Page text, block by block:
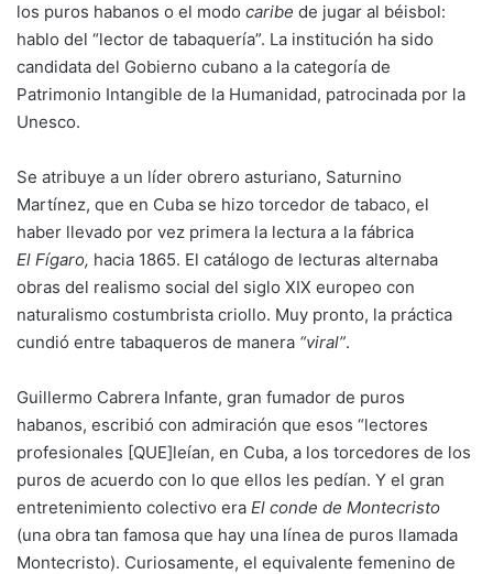
los puros habanos o el modo caribe de jugar al béisbol:
hablo del “lector de tabaquería”. La institución ha sido
candidata del Gobierno cubano a la categoría de
Patrimonio Intangible de la Humanidad, patrocinada por la
Unesco.
Se atribuye a un líder obrero asturiano, Saturnino
Martínez, que en Cuba se hizo torcedor de tabaco, el
haber llevado por vez primera la lectura a la fábrica
El Fígaro, hacia 1865. El catálogo de lecturas alternaba
obras del realismo social del siglo XIX europeo con
naturalismo costumbrista criollo. Muy pronto, la práctica
cundió entre tabaqueros de manera “viral”.
Guillermo Cabrera Infante, gran fumador de puros
habanos, escribió con admiración que esos “lectores
profesionales [QUE]leían, en Cuba, a los torcedores de los
puros de acuerdo con lo que ellos les pedían. Y el gran
entretenimiento colectivo era El conde de Montecristo
(una obra tan famosa que hay una línea de puros llamada
Montecristo). Curiosamente, el equivalente femenino de